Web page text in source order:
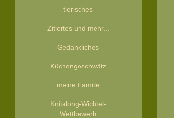
tierisches
Zitiertes und mehr...
Gedankliches
Küchengeschwätz
meine Familie
Knitalong-Wichtel-
Wettbewerb